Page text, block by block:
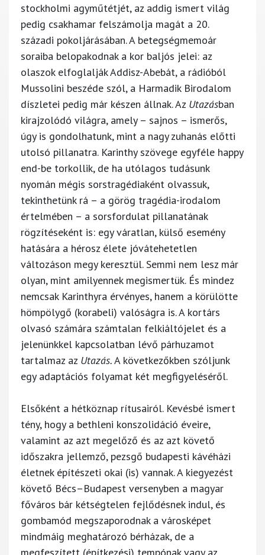
stockholmi agyműtétjét, az addig ismert világ
pedig csakhamar felszámolja magát a 20.
századi pokoljárásában. A betegségmemoár
soraiba belopakodnak a kor baljós jelei: az
olaszok elfoglalják Addisz-Abebát, a rádióból
Mussolini beszéde szól, a Harmadik Birodalom
díszletei pedig már készen állnak. Az Utazásban
kirajzolódó világra, amely – sajnos – ismerős,
úgy is gondolhatunk, mint a nagy zuhanás előtti
utolsó pillanatra. Karinthy szövege egyféle happy
end-be torkollik, de ha utólagos tudásunk
nyomán mégis sorstragédiaként olvassuk,
tekinthetünk rá – a görög tragédia-irodalom
értelmében – a sorsfordulat pillanatának
rögzítéseként is: egy váratlan, külső esemény
hatására a hérosz élete jóvátehetetlen
változáson megy keresztül. Semmi nem lesz már
olyan, mint amilyennek megismertük. És mindez
nemcsak Karinthyra érvényes, hanem a körülötte
hömpölygő (korabeli) valóságra is. A kortárs
olvasó számára számtalan felkiáltójelet és a
jelenünkkel kapcsolatban lévő párhuzamot
tartalmaz az Utazás.A következőkben szóljunk
egy adaptációs folyamat két megfigyeléséről.
Elsőként a hétköznap rítusairól. Kevésbé ismert
tény, hogy a bethleni konszolidáció éveire,
valamint az azt megelőző és az azt követő
időszakra jellemző, pezsgő budapesti kávéházi
életnek építészeti okai (is) vannak. A kiegyezést
követő Bécs–Budapest versenyben a magyar
főváros bár kétségtelen fejlődésnek indul, és
gombamód megszaporodnak a városképet
mindmáig meghatározó bérházak, de a